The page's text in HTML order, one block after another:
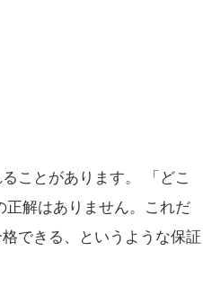
ことがあります。 「どこ
正解はありません。これだ
できる、というような保証